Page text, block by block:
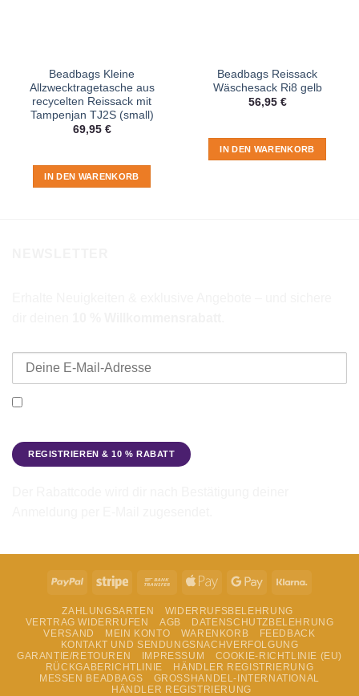
Beadbags Kleine
Allzwecktragetasche aus
recycelten Reissack mit
Tampenjan TJ2S (small)
69,95 €
IN DEN WARENKORB
Beadbags Reissack
Wäschesack Ri8 gelb
56,95 €
IN DEN WARENKORB
PayPal Stripe
Bank
Apple
Google
ZAHLUNGSARTEN
WIDERRUFSBELEHRUNG
VERTRAG WIDERRUFEN
AGB
DATENSCHUTZBELEHRUNG
VERSAND
MEIN KONTO WARENKORB
FEEDBACK
KONTAKT UND SENDUNGSNACHVERFOLGUNG
GARANTIE/RETOUREN
IMPRESSUM
COOKIE-RICHTLINIE (EU)
RÜCKGABERICHTLINIE
HÄNDLER REGISTRIERUNG
MESSEN BEADBAGS
GROSSHANDEL-INTERNATIONAL
HÄNDLER REGISTRIERUNG